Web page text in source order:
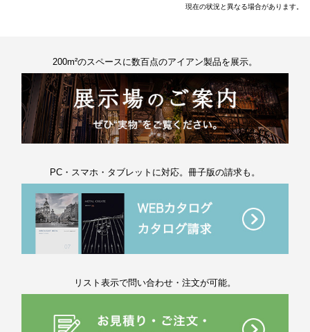
現在の状況と異なる場合があります。
200m²のスペースに数百点のアイアン製品を展示。
PC・スマホ・タブレットに対応。冊子版の請求も。
リスト表示で問い合わせ・注文が可能。